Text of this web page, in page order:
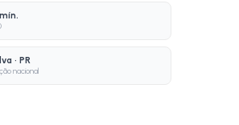
· PR
nacional